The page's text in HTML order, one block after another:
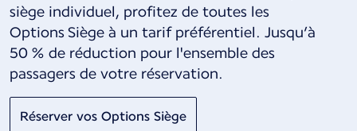
siège individuel, profitez de toutes les
Options Siège à un tarif préférentiel. Jusqu’à
50 % de réduction pour l'ensemble des
passagers de votre réservation.
Réserver vos Options Siège